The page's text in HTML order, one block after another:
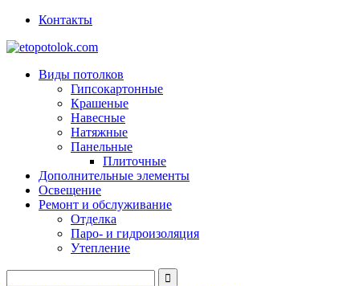
Контакты
Виды потолков
Гипсокартонные
Крашеные
Навесные
Натяжные
Панельные
Плиточные
Дополнительные элементы
Освещение
Ремонт и обслуживание
Отделка
Паро- и гидроизоляция
Утепление